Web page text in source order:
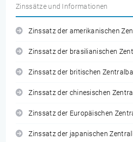
Zinssätze und Informationen
Zinssatz der amerikanischen
Zinssatz der brasilianischen
Zinssatz der britischen
Zinssatz der chinesischen
Zinssatz der Europäischen
Zinssatz der japanischen